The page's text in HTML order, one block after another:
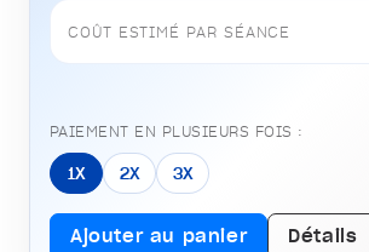
COÛT ESTIMÉ PAR SÉANCE
PAIEMENT EN PLUSIEURS FOIS :
1X 2X 3X
Ajouter au panier Détails